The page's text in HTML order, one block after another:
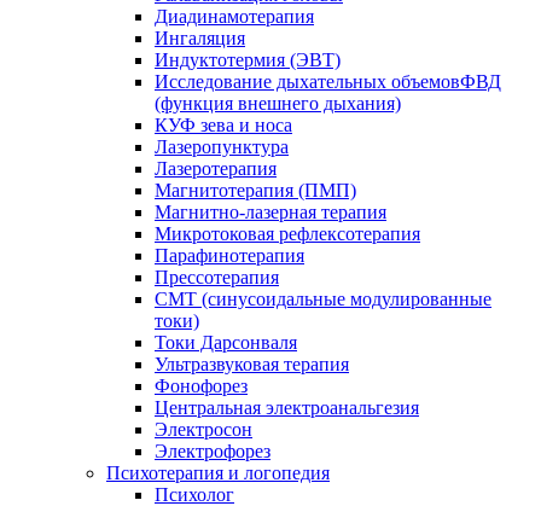
Диадинамотерапия
Ингаляция
Индуктотермия (ЭВТ)
Исследование дыхательных объемовФВД
(функция внешнего дыхания)
КУФ зева и носа
Лазеропунктура
Лазеротерапия
Магнитотерапия (ПМП)
Магнитно-лазерная терапия
Микротоковая рефлексотерапия
Парафинотерапия
Прессотерапия
СМТ (синусоидальные модулированные
токи)
Токи Дарсонваля
Ультразвуковая терапия
Фонофорез
Центральная электроанальгезия
Электросон
Электрофорез
Психотерапия и логопедия
Психолог